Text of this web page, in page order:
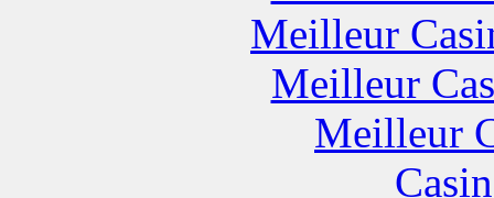
Meilleur
Meilleur
Meilleur